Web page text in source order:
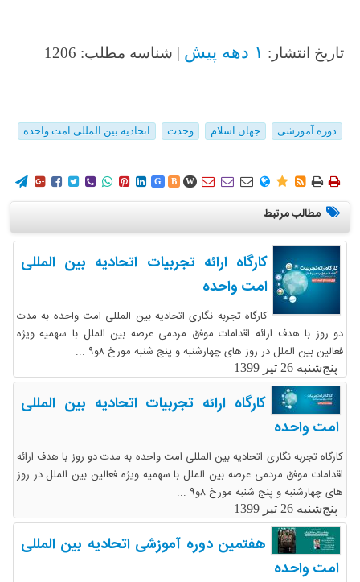
تاریخ انتشار: ۱ دهه پیش | شناسه مطلب: 1206
دوره آموزشی جهان اسلام وحدت اتحادیه بین المللی امت واحده
        G B W        
مطالب مرتبط
کارگاه ارائه تجربیات اتحادیه بین المللی
امت واحده
کارگاه تجربه نگاری اتحادیه بین المللی امت واحده به مدت
دو روز با هدف ارائه اقدامات موفق مردمی عرصه بین الملل با سهمیه ویژه
فعالین بین الملل در روز های چهارشنبه و پنج شنبه مورخ ۸و۹ ...
| پنج‌شنبه 26 تیر 1399
کارگاه ارائه تجربیات اتحادیه بین المللی
امت واحده
کارگاه تجربه نگاری اتحادیه بین المللی امت واحده به مدت دو روز با هدف ارائه
اقدامات موفق مردمی عرصه بین الملل با سهمیه ویژه فعالین بین الملل در روز
های چهارشنبه و پنج شنبه مورخ ۸و۹ ...
| پنج‌شنبه 26 تیر 1399
هفتمین دوره آموزشی اتحادیه بین المللی
امت واحده